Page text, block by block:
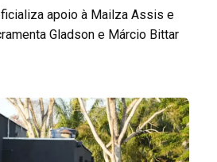
apoio à Mailza Assis e
Gladson e Márcio Bittar